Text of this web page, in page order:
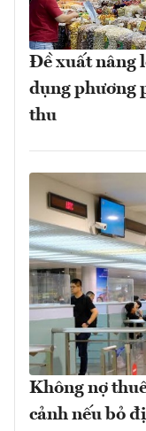
Đề xuất nâng
dụng phương
thu
Không nợ
cảnh nếu bỏ